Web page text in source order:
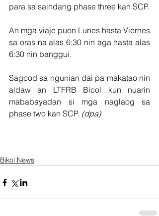
para sa saindang phase three kan SCP.
An mga viaje puon Lunes hasta Viernes
sa oras na alas 6:30 nin aga hasta alas
6:30 nin banggui.
Sagcod sa ngunian dai pa makatao nin
aldaw an LTFRB Bicol kun nuarin
mababayadan si mga naglaog sa
phase two kan SCP. (dpa)
Bikol News